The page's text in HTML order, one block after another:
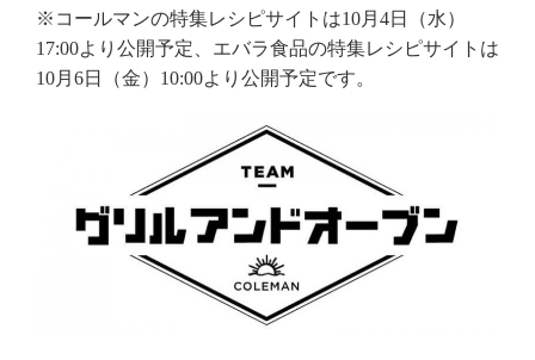
※コールマンの特集レシピサイトは10月4日（水）
17:00より公開予定、エバラ食品の特集レシピサイトは
10月6日（金）10:00より公開予定です。